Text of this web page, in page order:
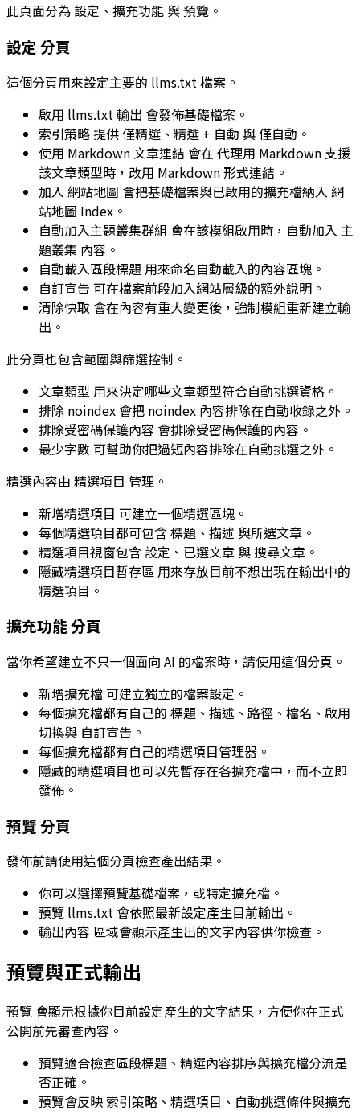
此頁面分為 設定 、 擴充功能 與預覽 。
設定 分頁
這個分頁用來設定主要的 llms.txt 檔案。
啟用 llms.txt 輸出 會發佈基礎檔案。
索引策略提供僅精選 、 精選 + 自動 與僅自動 。
使用 Markdown 文章連結 會在 代理用 Markdown支援
該文章類型時，改用 Markdown 形式連結。
加入 網站地圖 會把基礎檔案與已啟用的擴充檔納入 網
站地圖 Index。
自動加入主題叢集群組 會在該模組啟用時，自動加入 主
題叢集 內容。
自動載入區段標題 用來命名自動載入的內容區塊。
自訂宣告 可在檔案前段加入網站層級的額外說明。
清除快取 會在內容有重大變更後，強制模組重新建立輸
出。
此分頁也包含範圍與篩選控制。
文章類型 用來決定哪些文章類型符合自動挑選資格。
排除 noindex 會把 noindex 內容排除在自動收錄之外。
排除受密碼保護內容 會排除受密碼保護的內容。
最少字數 可幫助你把過短內容排除在自動挑選之外。
精選內容由 精選項目 管理。
新增精選項目 可建立一個精選區塊。
每個精選項目都可包含標題 、 描述 與所選文章。
精選項目視窗包含 設定 、 已選文章 與 搜尋文章 。
隱藏精選項目暫存區 用來存放目前不想出現在輸出中的
精選項目。
擴充功能分頁
當你希望建立不只一個面向 AI 的檔案時，請使用這個分頁。
新增擴充檔 可建立獨立的檔案設定。
每個擴充檔都有自己的 標題 、 描述 、 路徑 、 檔名 、啟用
切換與 自訂宣告 。
每個擴充檔都有自己的精選項目管理器。
隱藏的精選項目也可以先暫存在各擴充檔中，而不立即
發佈。
預覽分頁
發佈前請使用這個分頁檢查產出結果。
你可以選擇預覽基礎檔案，或特定擴充檔。
預覽 llms.txt 會依照最新設定產生目前輸出。
輸出內容 區域會顯示產生出的文字內容供你檢查。
預覽與正式輸出
預覽 會顯示根據你目前設定產生的文字結果，方便你在正式
公開前先審查內容。
預覽適合檢查區段標題、精選內容排序與擴充檔分流是
否正確。
預覽會反映索引策略 、 精選項目 、自動挑選條件與擴充